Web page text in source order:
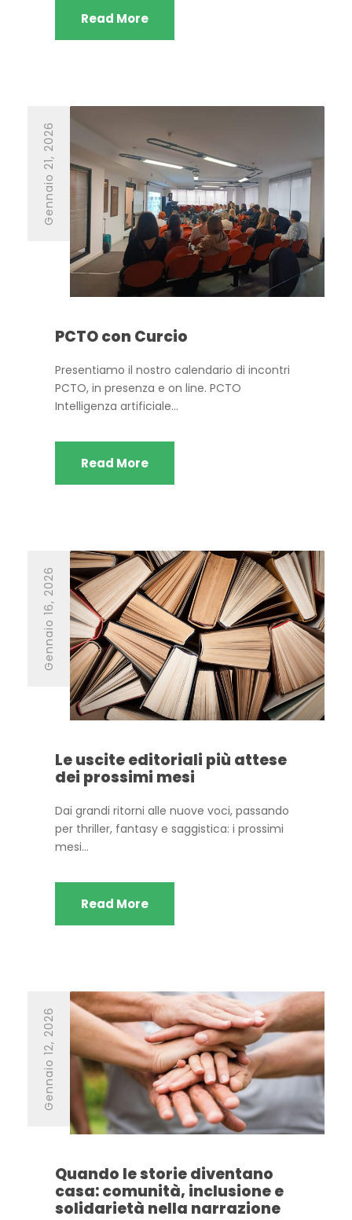
Read More
Gennaio 21, 2026
PCTO con Curcio
Presentiamo il nostro calendario di incontri
PCTO, in presenza e on line. PCTO
Intelligenza artificiale...
Read More
Gennaio 16, 2026
Le uscite editoriali più attese
dei prossimi mesi
Dai grandi ritorni alle nuove voci, passando
per thriller, fantasy e saggistica: i prossimi
mesi...
Read More
Gennaio 12, 2026
Quando le storie diventano
casa: comunità, inclusione e
solidarietà nella narrazione